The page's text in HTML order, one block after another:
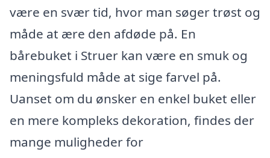
være en svær tid, hvor man søger trøst og
måde at ære den afdøde på. En
bårebuket i Struer kan være en smuk og
meningsfuld måde at sige farvel på.
Uanset om du ønsker en enkel buket eller
en mere kompleks dekoration, findes der
mange muligheder for